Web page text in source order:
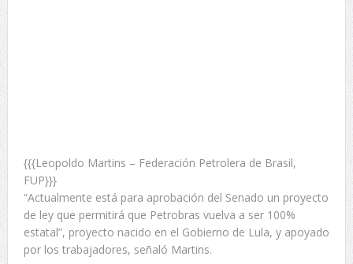
{{{Leopoldo Martins – Federación Petrolera de Brasil,
FUP}}}
“Actualmente está para aprobación del Senado un proyecto
de ley que permitirá que Petrobras vuelva a ser 100%
estatal”, proyecto nacido en el Gobierno de Lula, y apoyado
por los trabajadores, señaló Martins.